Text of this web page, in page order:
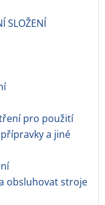
SLOŽENÍ
pro použití
a jiné
obsluhovat stroje